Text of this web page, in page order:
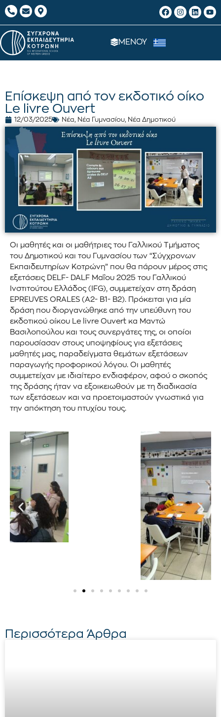
ΜΕΝΟΥ
Επίσκεψη από τον εκδοτικό οίκο
Le livre Ouvert
12/03/2025 Νέα, Νέα Γυμνασίου, Νέα Δημοτικού
Οι μαθητές και οι μαθήτριες του Γαλλικού Τμήματος
του Δημοτικού και του Γυμνασίου των “Σύγχρονων
Εκπαιδευτηρίων Κοτρώνη” που θα πάρουν μέρος στις
εξετάσεις DELF- DALF Μαΐου 2025 του Γαλλικού
Ινστιτούτου Ελλάδος (IFG), συμμετείχαν στη δράση
EPREUVES ORALES (A2- B1- B2). Πρόκειται για μία
δράση που διοργανώθηκε από την υπεύθυνη του
εκδοτικού οίκου Le livre Ouvert κα Μαντώ
Βασιλοπούλου και τους συνεργάτες της, οι οποίοι
παρουσίασαν στους υποψηφίους για εξετάσεις
μαθητές μας, παραδείγματα θεμάτων εξετάσεων
παραγωγής προφορικού λόγου. Οι μαθητές
συμμετείχαν με ιδιαίτερο ενδιαφέρον, αφού ο σκοπός
της δράσης ήταν να εξοικειωθούν με τη διαδικασία
των εξετάσεων και να προετοιμαστούν γνωστικά για
την απόκτηση του πτυχίου τους.
Περισσότερα Άρθρα